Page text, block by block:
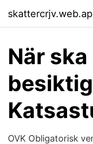
När
OVK Obligatorisk